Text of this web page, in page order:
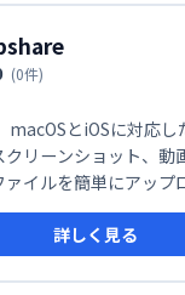
(0件)
とiOSに対応し
クリーンショット、動
ァイルを簡単にアップ
できます。一般的なス
ソリューションにも
を実現します。
詳しく見る